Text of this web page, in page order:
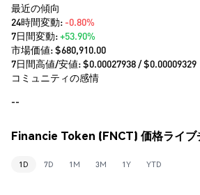
最近の傾向
24時間変動: -0.80%
7日間変動:+53.90%
市場価値:$680,910.00
7日間高値/安値: $0.00027938/ $0.00009329
コミュニティの感情
--
Financie Token (FNCT) 価格ライブ
1D 7D 1M 3M 1Y YTD